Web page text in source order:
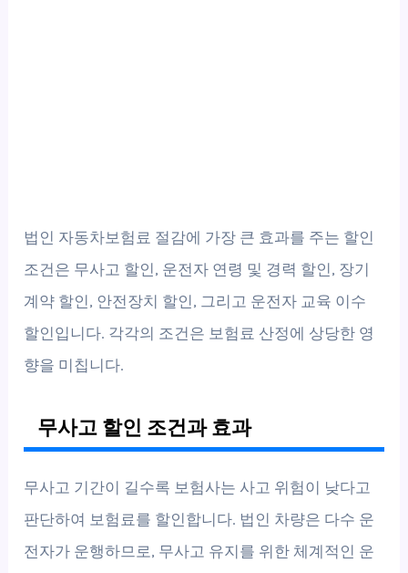
법인 자동차보험료 절감에 가장 큰 효과를 주는 할인
조건은 무사고 할인, 운전자 연령 및 경력 할인, 장기
계약 할인, 안전장치 할인, 그리고 운전자 교육 이수
할인입니다. 각각의 조건은 보험료 산정에 상당한 영
향을 미칩니다.
무사고 할인 조건과 효과
무사고 기간이 길수록 보험사는 사고 위험이 낮다고
판단하여 보험료를 할인합니다. 법인 차량은 다수 운
전자가 운행하므로, 무사고 유지를 위한 체계적인 운